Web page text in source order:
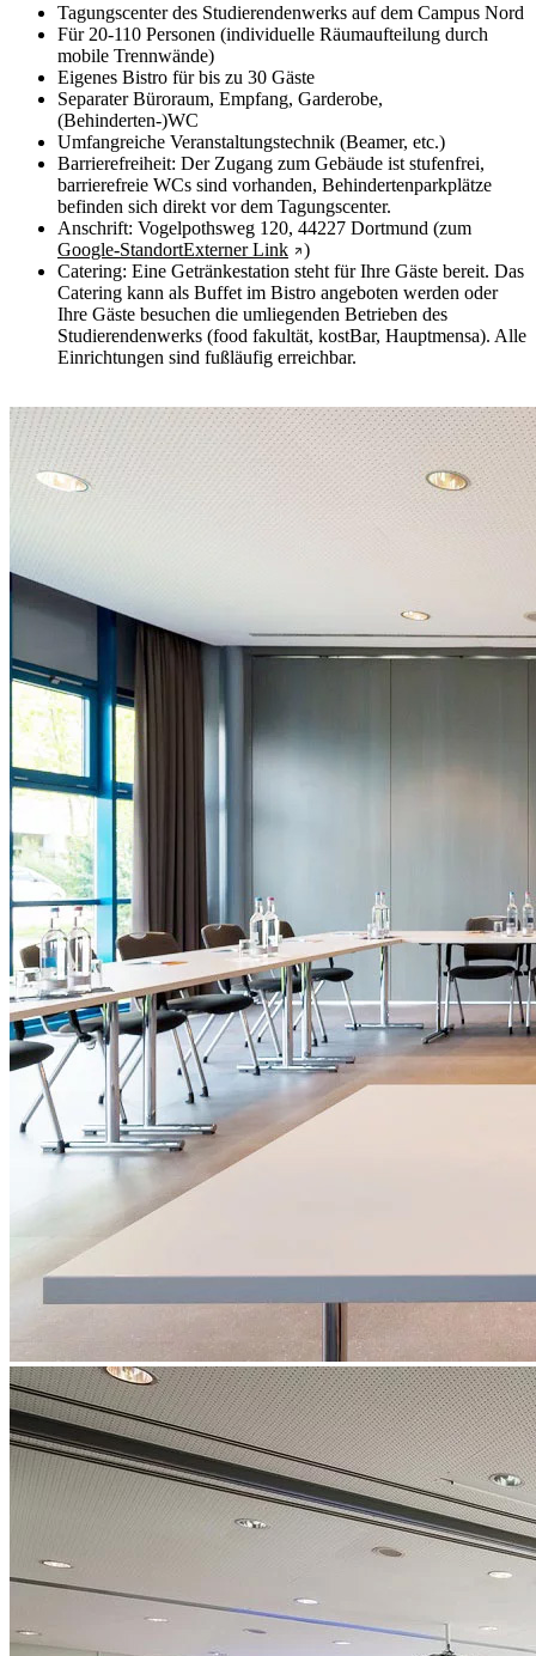
Tagungscenter des Studierendenwerks auf dem Campus Nord
Für 20-110 Personen (individuelle Räumaufteilung durch
mobile Trennwände)
Eigenes Bistro für bis zu 30 Gäste
Separater Büroraum, Empfang, Garderobe,
(Behinderten-)WC
Umfangreiche Veranstaltungstechnik (Beamer, etc.)
Barrierefreiheit: Der Zugang zum Gebäude ist stufenfrei,
barrierefreie WCs sind vorhanden, Behindertenparkplätze
befinden sich direkt vor dem Tagungscenter.
Anschrift: Vogelpothsweg 120, 44227 Dortmund (zum
Google-StandortExterner Link
)
Catering: Eine Getränkestation steht für Ihre Gäste bereit. Das
Catering kann als Buffet im Bistro angeboten werden oder
Ihre Gäste besuchen die umliegenden Betrieben des
Studierendenwerks (food fakultät, kostBar, Hauptmensa). Alle
Einrichtungen sind fußläufig erreichbar.